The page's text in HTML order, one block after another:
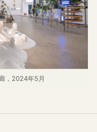
，2024年5月